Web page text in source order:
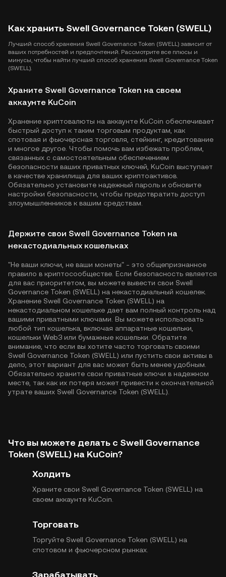
Как хранить Swell Governance Token (SWELL)
Лучший способ хранения Swell Governance Token (SWELL) зависит от
ваших потребностей и предпочтений. Рассмотрите все плюсы и
минусы, чтобы найти лучший способ хранения Swell Governance Token
(SWELL).
Храните Swell Governance Token на своем
аккаунте KuCoin
Хранение криптовалюты на аккаунте KuCoin обеспечивает
быстрый доступ к таким торговым продуктам, как
спотовая и фьючерсная торговля, стейкинг, кредитование
и многое другое. Чтобы помочь вам избежать проблем,
связанных с самостоятельным обеспечением
безопасности ваших приватных ключей, KuCoin выступает
в качестве хранилища для ваших криптоактивов.
Обязательно установите надежный пароль и обновите
настройки безопасности, чтобы предотвратить доступ
злоумышленников к вашим средствам.
Держите свои Swell Governance Token на
некастодиальных кошельках
"Не ваши ключи, не ваши монеты" - это общепризнанное
правило в криптосообществе. Если безопасность является
для вас приоритетом, вы можете вывести свои Swell
Governance Token (SWELL) на некастодиальный кошелек.
Хранение Swell Governance Token (SWELL) на
некастодиальном кошельке дает вам полный контроль над
вашими приватными ключами. Вы можете использовать
любой тип кошелька, включая аппаратные кошельки,
кошельки Web3 или бумажные кошельки. Обратите
внимание, что если вы хотите часто торговать своими
Swell Governance Token (SWELL) или пустить свои активы в
дело, этот вариант для вас может быть менее удобным.
Обязательно храните свои приватные ключи в надежном
месте, так как их потеря может привести к окончательной
утрате ваших Swell Governance Token (SWELL).
Что вы можете делать с Swell Governance
Token (SWELL) на KuCoin?
Холдить
Храните свои Swell Governance Token (SWELL) на
своем аккаунте KuCoin.
Торговать
Торгуйте Swell Governance Token (SWELL) на
спотовом и фьючерсном рынках.
Зарабатывать